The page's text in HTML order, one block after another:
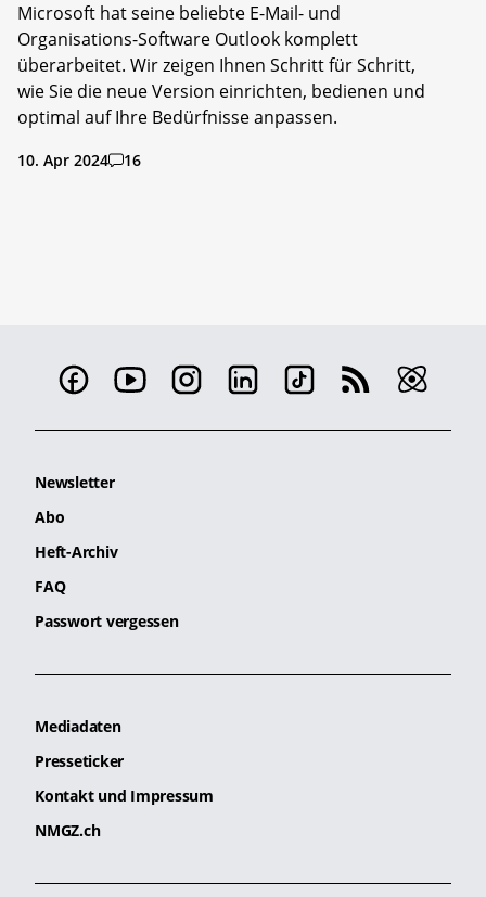
Microsoft hat seine beliebte E-Mail- und
Organisations-Software Outlook komplett
überarbeitet. Wir zeigen Ihnen Schritt für Schritt,
wie Sie die neue Version einrichten, bedienen und
optimal auf Ihre Bedürfnisse anpassen.
10. Apr 2024 16
Newsletter
Abo
Heft-Archiv
FAQ
Passwort vergessen
Mediadaten
Presseticker
Kontakt und Impressum
NMGZ.ch